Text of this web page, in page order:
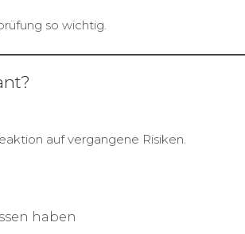
so wichtig.
auf vergangene Risiken.
haben